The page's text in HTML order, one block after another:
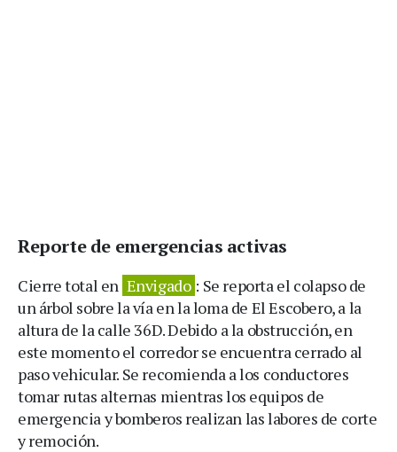
Reporte de emergencias activas
Cierre total en Envigado : Se reporta el colapso de
un árbol sobre la vía en la loma de El Escobero, a la
altura de la calle 36D. Debido a la obstrucción, en
este momento el corredor se encuentra cerrado al
paso vehicular. Se recomienda a los conductores
tomar rutas alternas mientras los equipos de
emergencia y bomberos realizan las labores de corte
y remoción.